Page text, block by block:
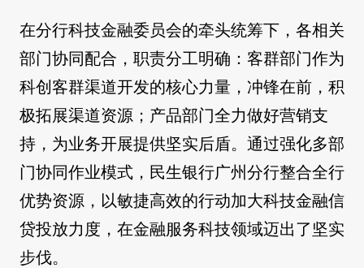
在分行科技金融委员会的牵头统筹下，各相关
部门协同配合，职责分工明确：客群部门作为
科创客群渠道开发的核心力量，冲锋在前，积
极拓展渠道资源；产品部门全力做好营销支
持，为业务开展提供坚实后盾。通过强化多部
门协同作业模式，民生银行广州分行整合全行
优势资源，以敏捷高效的行动加大科技金融信
贷投放力度，在金融服务科技领域迈出了坚实
步伐。